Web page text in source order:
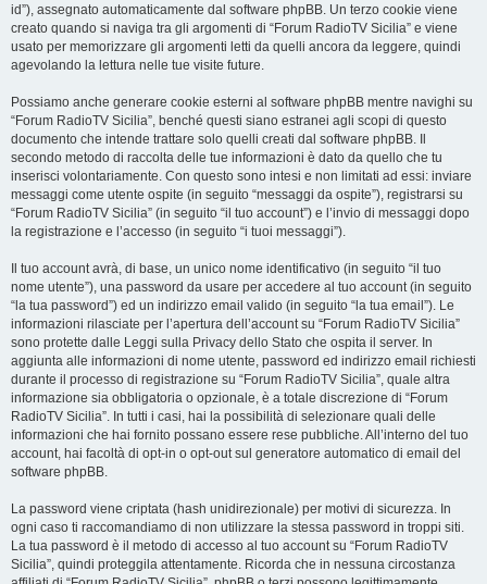
id”), assegnato automaticamente dal software phpBB. Un terzo cookie viene
creato quando si naviga tra gli argomenti di “Forum RadioTV Sicilia” e viene
usato per memorizzare gli argomenti letti da quelli ancora da leggere, quindi
agevolando la lettura nelle tue visite future.
Possiamo anche generare cookie esterni al software phpBB mentre navighi su
“Forum RadioTV Sicilia”, benché questi siano estranei agli scopi di questo
documento che intende trattare solo quelli creati dal software phpBB. Il
secondo metodo di raccolta delle tue informazioni è dato da quello che tu
inserisci volontariamente. Con questo sono intesi e non limitati ad essi: inviare
messaggi come utente ospite (in seguito “messaggi da ospite”), registrarsi su
“Forum RadioTV Sicilia” (in seguito “il tuo account”) e l’invio di messaggi dopo
la registrazione e l’accesso (in seguito “i tuoi messaggi”).
Il tuo account avrà, di base, un unico nome identificativo (in seguito “il tuo
nome utente”), una password da usare per accedere al tuo account (in seguito
“la tua password”) ed un indirizzo email valido (in seguito “la tua email”). Le
informazioni rilasciate per l’apertura dell’account su “Forum RadioTV Sicilia”
sono protette dalle Leggi sulla Privacy dello Stato che ospita il server. In
aggiunta alle informazioni di nome utente, password ed indirizzo email richiesti
durante il processo di registrazione su “Forum RadioTV Sicilia”, quale altra
informazione sia obbligatoria o opzionale, è a totale discrezione di “Forum
RadioTV Sicilia”. In tutti i casi, hai la possibilità di selezionare quali delle
informazioni che hai fornito possano essere rese pubbliche. All’interno del tuo
account, hai facoltà di opt-in o opt-out sul generatore automatico di email del
software phpBB.
La password viene criptata (hash unidirezionale) per motivi di sicurezza. In
ogni caso ti raccomandiamo di non utilizzare la stessa password in troppi siti.
La tua password è il metodo di accesso al tuo account su “Forum RadioTV
Sicilia”, quindi proteggila attentamente. Ricorda che in nessuna circostanza